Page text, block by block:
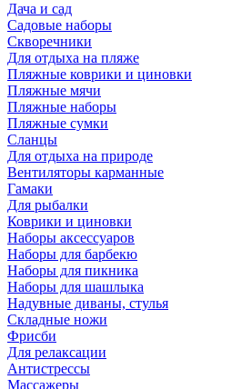
Дача и сад
Садовые наборы
Скворечники
Для отдыха на пляже
Пляжные коврики и циновки
Пляжные мячи
Пляжные наборы
Пляжные сумки
Сланцы
Для отдыха на природе
Вентиляторы карманные
Гамаки
Для рыбалки
Коврики и циновки
Наборы аксессуаров
Наборы для барбекю
Наборы для пикника
Наборы для шашлыка
Надувные диваны, стулья
Складные ножи
Фрисби
Для релаксации
Антистрессы
Массажеры